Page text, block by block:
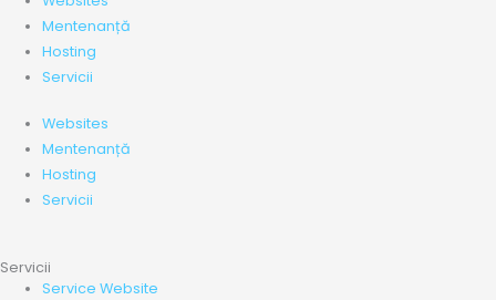
Mentenanță
Hosting
Servicii
Websites
Mentenanță
Hosting
Servicii
Servicii
Service Website